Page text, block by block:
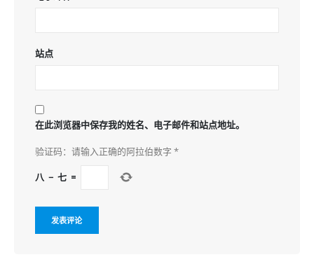
站点
在此浏览器中保存我的姓名、电子邮件和站点地址。
验证码：请输入正确的阿拉伯数字 *
八 − 七 =